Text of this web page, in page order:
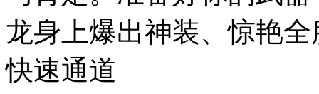
龙身上爆出神装、惊艳
快速通道